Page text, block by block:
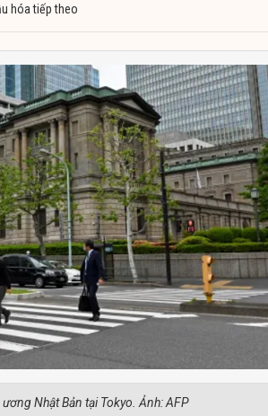
hóa tiếp theo
ương Nhật Bản tại Tokyo. Ảnh: AFP